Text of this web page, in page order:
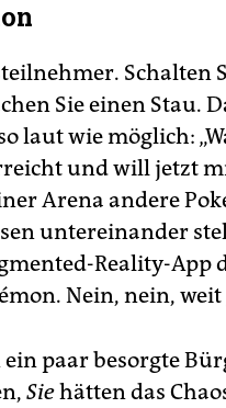
Schalten
Sie einen Stau.
laut wie möglich:
und will jetzt
Arena andere
untereinander
Reality-App
Nein, nein, weit
paar besorgte
Siehätten das